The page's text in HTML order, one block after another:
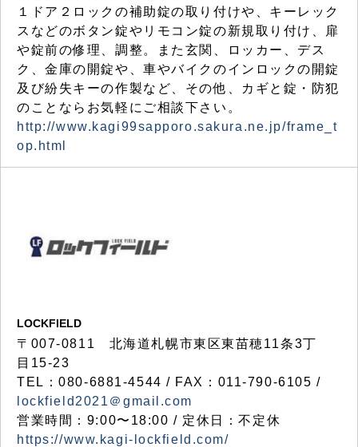
１ドア２ロックの補助錠の取り付けや、キーレック
スなどのボタン錠やリモコン錠の新規取り付け、扉
や錠前の修理、調整。また玄関、ロッカー、デス
ク、金庫の開錠や、車やバイクのインロックの開錠
及び紛失キーの作製など、その他、カギと錠・防犯
のことならお気軽にご相談下さい。
http://www.kagi99sapporo.sakura.ne.jp/frame_t
op.html
LOCKFIELD
〒007-0811 北海道札幌市東区東苗穂11条3丁
目15-23
TEL：080-6881-4544 / FAX：011-790-6105 /
lockfield2021＠gmail.com
営業時間：9:00〜18:00 / 定休日：不定休
https://www.kagi-lockfield.com/